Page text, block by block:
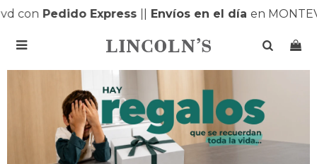
Pedido Express||Envíos en el día en
